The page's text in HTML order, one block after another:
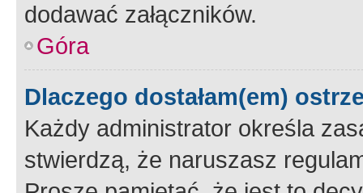
dodawać załączników.
Góra
Dlaczego dostałam(em)
Każdy administrator określa
stwierdzą, że naruszasz